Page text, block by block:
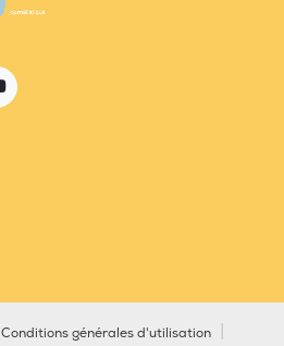
Conditions générales d'utilisation